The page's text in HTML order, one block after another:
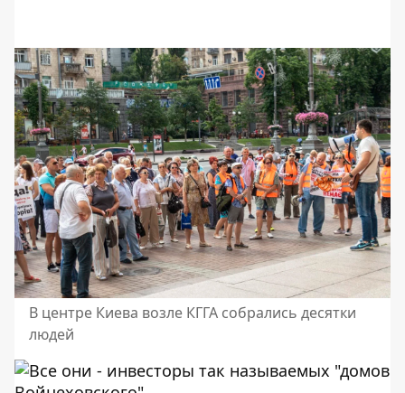
В центре Киева возле КГГА собрались десятки
людей